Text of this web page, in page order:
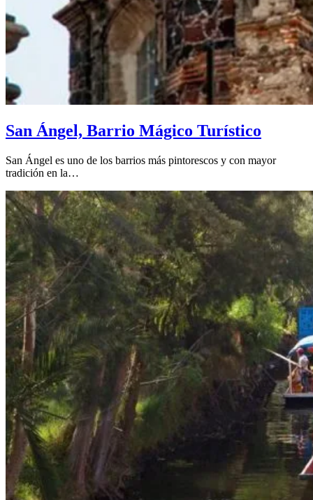
San Ángel, Barrio Mágico Turístico
San Ángel es uno de los barrios más pintorescos y con mayor
tradición en la…